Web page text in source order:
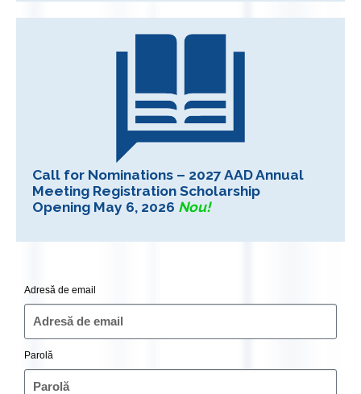
Call for Nominations – 2027 AAD Annual
Meeting Registration Scholarship
Opening May 6, 2026 Nou!
Adresă de email
Parolă